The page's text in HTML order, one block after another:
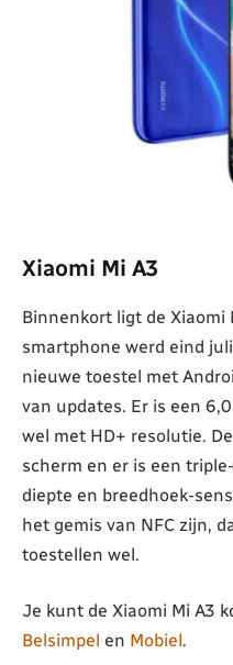
Xiaomi Mi A3
Binnenkort ligt de Xiaomi
smartphone werd eind
nieuwe toestel met
van updates. Er is een
wel met HD+ resolutie.
scherm en er is een
diepte en breedhoek-
het gemis van NFC zijn,
toestellen wel.
Je kunt de Xiaomi Mi A3
Belsimpel en Mobiel.